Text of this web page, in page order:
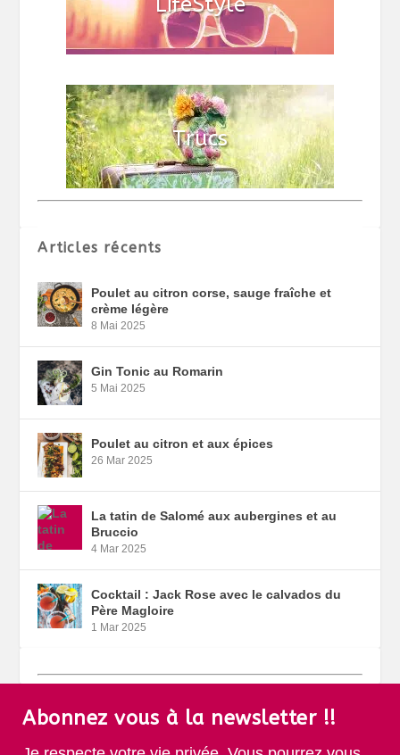
Articles récents
Poulet au citron corse, sauge fraîche et
crème légère
8 Mai 2025
Gin Tonic au Romarin
5 Mai 2025
Poulet au citron et aux épices
26 Mar 2025
La tatin de Salomé aux aubergines et au
Bruccio
4 Mar 2025
Cocktail : Jack Rose avec le calvados du
Père Magloire
1 Mar 2025
Abonnez vous à la newsletter !!